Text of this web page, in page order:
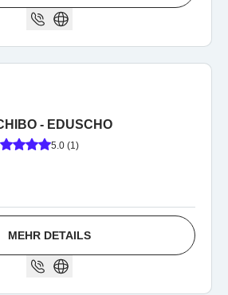
- EDUSCHO
5.0 (1)
MEHR DETAILS